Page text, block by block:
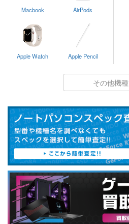
Macbook AirPods
Apple Watch Apple Pencil
その他機種